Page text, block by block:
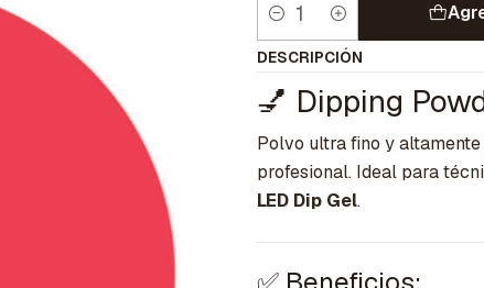
Cantidad
DESCRIPCIÓN
💅 Dipping
Polvo ultra fino y
profesional. Ideal para
LED Dip Gel.